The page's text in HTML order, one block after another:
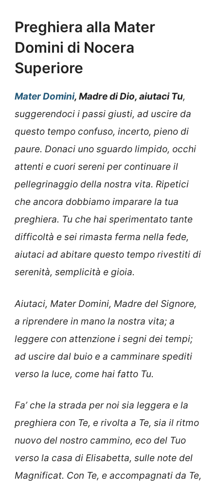
Preghiera alla Mater
Domini di Nocera
Superiore
Mater Domini, Madre di Dio, aiutaci Tu,
suggerendoci i passi giusti, ad uscire da
questo tempo confuso, incerto, pieno di
paure. Donaci uno sguardo limpido, occhi
attenti e cuori sereni per continuare il
pellegrinaggio della nostra vita. Ripetici
che ancora dobbiamo imparare la tua
preghiera. Tu che hai sperimentato tante
difficoltà e sei rimasta ferma nella fede,
aiutaci ad abitare questo tempo rivestiti di
serenità, semplicità e gioia.
Aiutaci, Mater Domini, Madre del Signore,
a riprendere in mano la nostra vita; a
leggere con attenzione i segni dei tempi;
ad uscire dal buio e a camminare spediti
verso la luce, come hai fatto Tu.
Fa’ che la strada per noi sia leggera e la
preghiera con Te, e rivolta a Te, sia il ritmo
nuovo del nostro cammino, eco del Tuo
verso la casa di Elisabetta, sulle note del
Magnificat. Con Te, e accompagnati da Te,